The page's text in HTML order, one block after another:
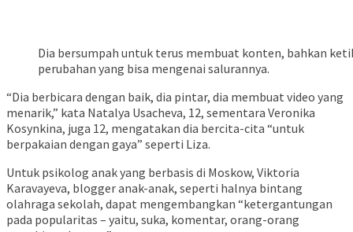
Dia bersumpah untuk terus membuat konten, bahkan
perubahan yang bisa mengenai salurannya.
“Dia berbicara dengan baik, dia pintar, dia membuat video yang
menarik,” kata Natalya Usacheva, 12, sementara Veronika
Kosynkina, juga 12, mengatakan dia bercita-cita “untuk
berpakaian dengan gaya” seperti Liza.
Untuk psikolog anak yang berbasis di Moskow, Viktoria
Karavayeva, blogger anak-anak, seperti halnya bintang
olahraga sekolah, dapat mengembangkan “ketergantungan
pada popularitas – yaitu, suka, komentar, orang-orang